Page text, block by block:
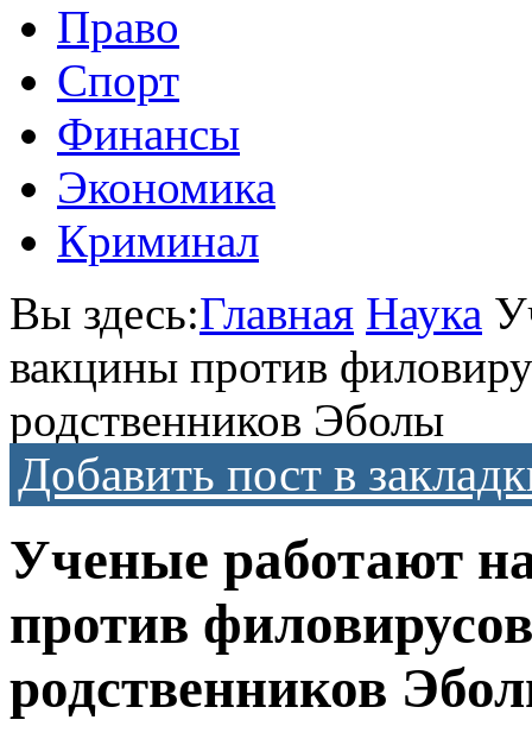
Право
Спорт
Финансы
Экономика
Криминал
Вы здесь:Главная Наука
вакцины против
родственников Эболы
Добавить пост в
Ученые работают
против
родственников